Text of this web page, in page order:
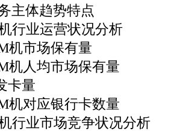
主体趋势特点
行业运营状况分析
机市场保有量
机人均市场保有量
卡量
机对应银行卡数量
行业市场竞争状况分析